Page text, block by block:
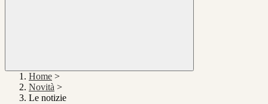
Home >
Novità >
Le notizie